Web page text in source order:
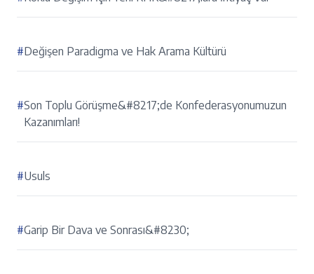
#Değişen Paradigma ve Hak Arama Kültürü
#Son Toplu Görüşme&#8217;de Konfederasyonumuzun
Kazanımları!
#Usuls
#Garip Bir Dava ve Sonrası&#8230;